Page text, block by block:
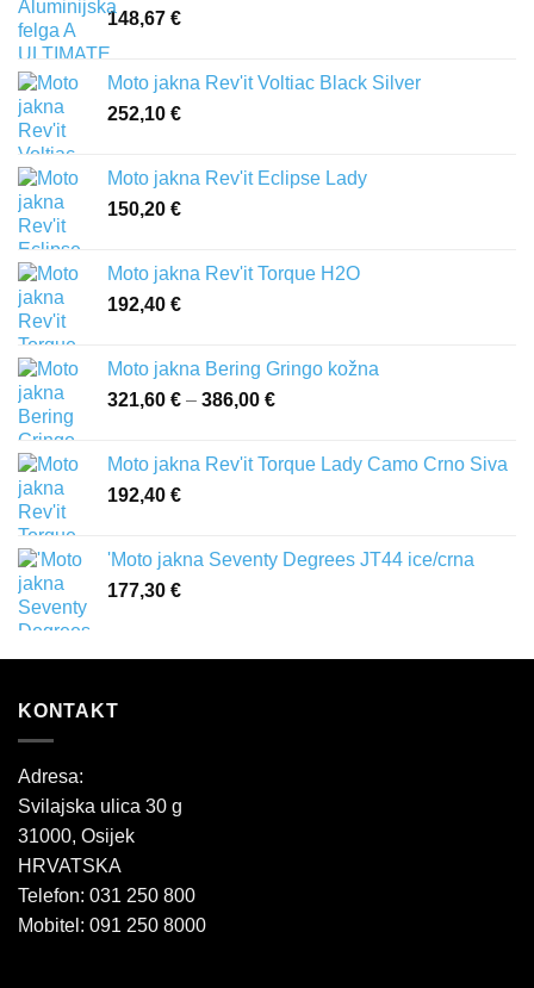
148,67 €
Moto jakna Rev'it Voltiac Black Silver
252,10 €
Moto jakna Rev'it Eclipse Lady
150,20 €
Moto jakna Rev'it Torque H2O
192,40 €
Moto jakna Bering Gringo kožna
321,60 € – 386,00 €
321,60 €
Moto jakna Rev'it Torque Lady Camo Crno Siva
192,40 €
'Moto jakna Seventy Degrees JT44 ice/crna
177,30 €
KONTAKT
Adresa:
Svilajska ulica 30 g
31000, Osijek
HRVATSKA
Telefon: 031 250 800
Mobitel: 091 250 8000